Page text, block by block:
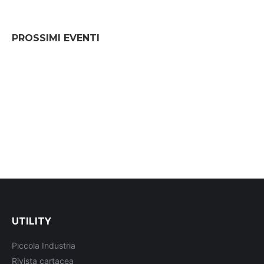
PROSSIMI EVENTI
UTILITY
Piccola Industria
Rivista cartacea